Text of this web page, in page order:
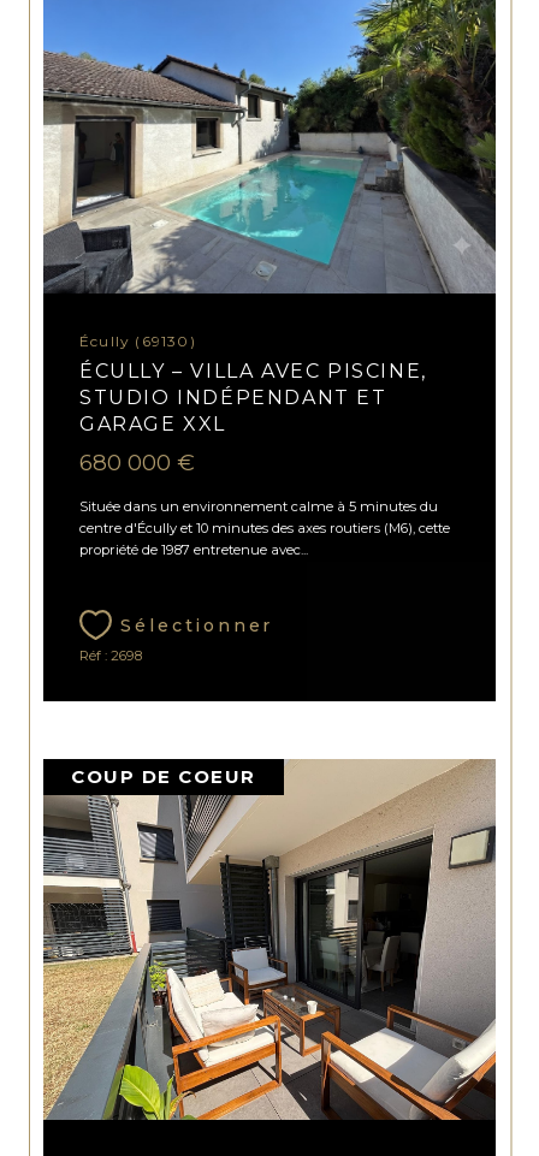
Écully (69130)
ÉCULLY – VILLA AVEC PISCINE,
STUDIO INDÉPENDANT ET
GARAGE XXL
680 000 €
Située dans un environnement calme à 5 minutes du
centre d'Écully et 10 minutes des axes routiers (M6), cette
propriété de 1987 entretenue avec...
Sélectionner
Réf : 2698
COUP DE COEUR